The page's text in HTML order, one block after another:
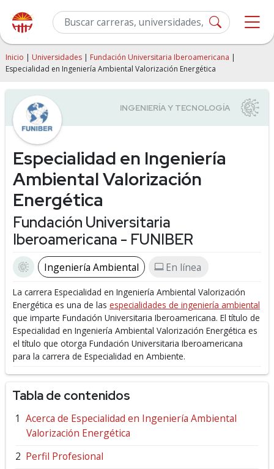
Inicio | Universidades | Fundación Universitaria Iberoamericana |
Especialidad en Ingeniería Ambiental Valorización Energética
Especialidad en Ingeniería
Ambiental Valorización
Energética
Fundación Universitaria
Iberoamericana - FUNIBER
Ingeniería Ambiental En línea
La carrera Especialidad en Ingeniería Ambiental Valorización
Energética es una de las especialidades de ingeniería ambiental
que imparte Fundación Universitaria Iberoamericana. El título de
Especialidad en Ingeniería Ambiental Valorización Energética es
el título que otorga Fundación Universitaria Iberoamericana
para la carrera de Especialidad en Ambiente.
Tabla de contenidos
Acerca de Especialidad en Ingeniería Ambiental
Valorización Energética
Perfil Profesional